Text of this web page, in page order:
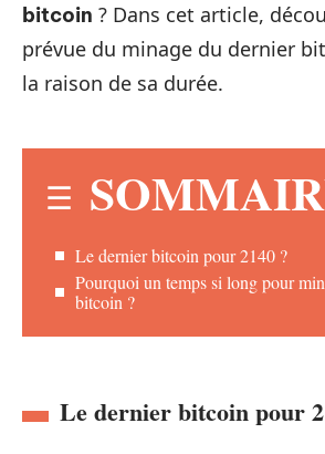
bitcoin ? Dans cet article,
prévue du minage du dernier
la raison de sa durée.
Le dernier bitcoin pour 2140 ?
Pourquoi un temps si long pour
bitcoin ?
Le dernier bitcoin pour